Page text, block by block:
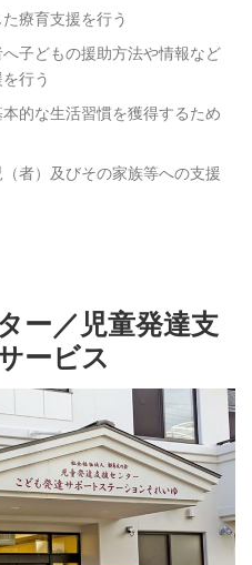
療育支援を行う
子どもの援助方法や情報など
行う
的な生活習慣を獲得するため
者）及びその家族等への支援
ー／児童発達支
ービス